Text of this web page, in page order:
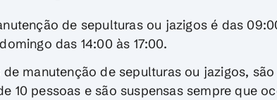
de sepulturas ou jazigos é das
das 14:00 às 17:00.
manutenção de sepulturas ou jazigos, são
10 pessoas e são suspensas sempre que